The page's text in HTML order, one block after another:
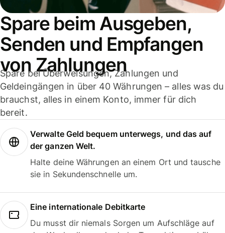
Spare beim Ausgeben,
Senden und Empfangen
von Zahlungen
Spare bei Überweisungen, Zahlungen und
Geldeingängen in über 40 Währungen – alles was du
brauchst, alles in einem Konto, immer für dich
bereit.
Verwalte Geld bequem unterwegs, und das auf
der ganzen Welt.
Halte deine Währungen an einem Ort und tausche
sie in Sekundenschnelle um.
Eine internationale Debitkarte
Du musst dir niemals Sorgen um Aufschläge auf